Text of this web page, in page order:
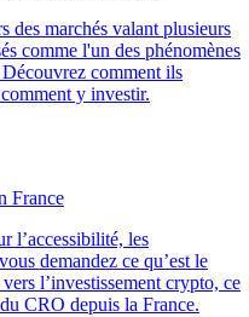
des marchés valant plusieurs
comme l'un des phénomènes
comment ils
y investir.
France
l’accessibilité, les
demandez ce qu’est le
l’investissement crypto, ce
CRO depuis la France.